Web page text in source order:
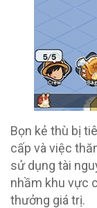
Bọn kẻ thù bị
cấp và việc
sử dụng tài
nhầm khu vực
thưởng giá trị.